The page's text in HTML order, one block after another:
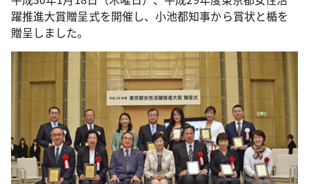
躍推進大賞贈呈式を開催し、小池都知事から賞状と楯を
贈呈しました。